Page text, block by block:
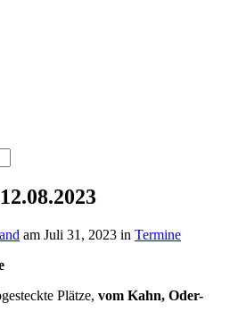
am Juli 31, 2023 in Termine
Plätze, vom Kahn, Oder-